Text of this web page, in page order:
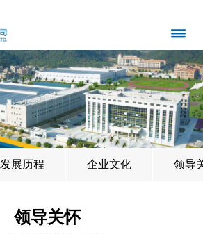
发展历程 企业文化 领导
领导关怀